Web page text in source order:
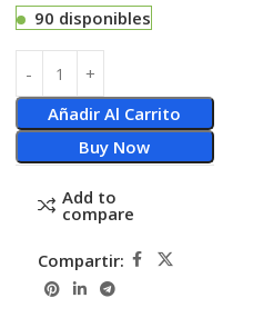
90 disponibles
Añadir Al Carrito
Buy Now
Add to
compare
Compartir: